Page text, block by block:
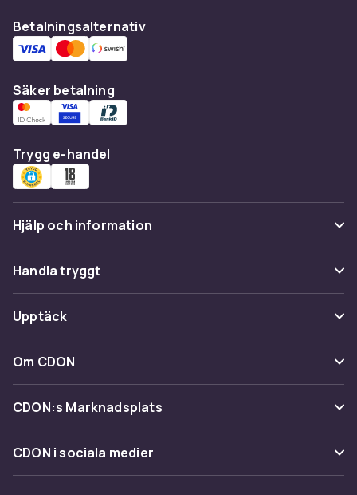
Betalningsalternativ
Säker betalning
Trygg e-handel
Hjälp och information
Vanliga frågor
Spåra paket
Ångra & Returnera här
Kundservice
Handla tryggt
Betalning
Leverans
Återkallelser
Upptäck
Kategorier
Varumärken
Shopit.se
Om CDON
Om oss
Kundrecensioner
CDON:s Marknadsplats
Sälj på CDON
Bli affiliate
CDON i sociala medier